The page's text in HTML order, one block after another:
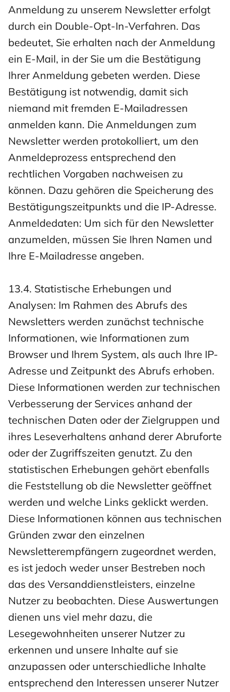
Anmeldung zu unserem Newsletter erfolgt
durch ein Double-Opt-In-Verfahren. Das
bedeutet, Sie erhalten nach der Anmeldung
ein E-Mail, in der Sie um die Bestätigung
Ihrer Anmeldung gebeten werden. Diese
Bestätigung ist notwendig, damit sich
niemand mit fremden E-Mailadressen
anmelden kann. Die Anmeldungen zum
Newsletter werden protokolliert, um den
Anmeldeprozess entsprechend den
rechtlichen Vorgaben nachweisen zu
können. Dazu gehören die Speicherung des
Bestätigungszeitpunkts und die IP-Adresse.
Anmeldedaten: Um sich für den Newsletter
anzumelden, müssen Sie Ihren Namen und
Ihre E-Mailadresse angeben.
13.4. Statistische Erhebungen und
Analysen: Im Rahmen des Abrufs des
Newsletters werden zunächst technische
Informationen, wie Informationen zum
Browser und Ihrem System, als auch Ihre IP-
Adresse und Zeitpunkt des Abrufs erhoben.
Diese Informationen werden zur technischen
Verbesserung der Services anhand der
technischen Daten oder der Zielgruppen und
ihres Leseverhaltens anhand derer Abruforte
oder der Zugriffszeiten genutzt. Zu den
statistischen Erhebungen gehört ebenfalls
die Feststellung ob die Newsletter geöffnet
werden und welche Links geklickt werden.
Diese Informationen können aus technischen
Gründen zwar den einzelnen
Newsletterempfängern zugeordnet werden,
es ist jedoch weder unser Bestreben noch
das des Versanddienstleisters, einzelne
Nutzer zu beobachten. Diese Auswertungen
dienen uns viel mehr dazu, die
Lesegewohnheiten unserer Nutzer zu
erkennen und unsere Inhalte auf sie
anzupassen oder unterschiedliche Inhalte
entsprechend den Interessen unserer Nutzer